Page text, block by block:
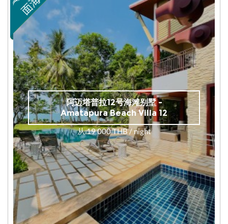
阿迈塔普拉12号海滩别墅 -
Amatapura Beach Villa 12
从 19 000 THB / night